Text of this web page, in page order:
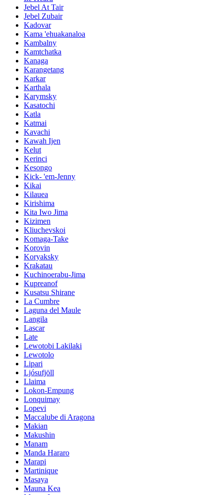
Jebel At Tair
Jebel Zubair
Kadovar
Kama 'ehuakanaloa
Kambalny
Kamtchatka
Kanaga
Karangetang
Karkar
Karthala
Karymsky
Kasatochi
Katla
Katmai
Kavachi
Kawah Ijen
Kelut
Kerinci
Kesongo
Kick- 'em-Jenny
Kikai
Kilauea
Kirishima
Kita Iwo Jima
Kizimen
Kliuchevskoi
Komaga-Take
Korovin
Koryaksky
Krakatau
Kuchinoerabu-Jima
Kupreanof
Kusatsu Shirane
La Cumbre
Laguna del Maule
Langila
Lascar
Late
Lewotobi Lakilaki
Lewotolo
Lipari
Ljósufjöll
Llaima
Lokon-Empung
Lonquimay
Lopevi
Maccalube di Aragona
Makian
Makushin
Manam
Manda Hararo
Marapi
Martinique
Masaya
Mauna Kea